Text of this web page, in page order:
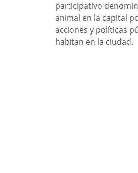
participativo
animal en la capital
acciones y políticas
habitan en la ciudad.